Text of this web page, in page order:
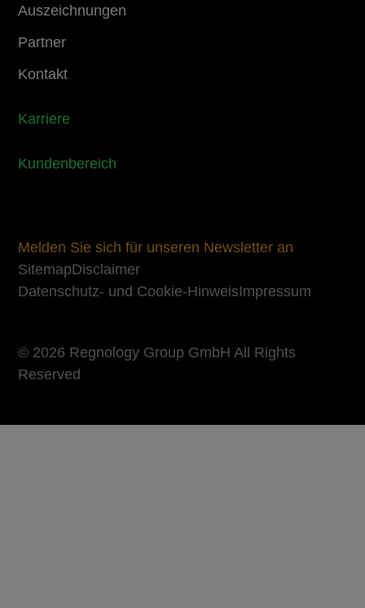
Auszeichnungen
Partner
Kontakt
Karriere
Kundenbereich
Melden Sie sich für unseren Newsletter an
SitemapDisclaimer
Datenschutz- und Cookie-HinweisImpressum
© 2026 Regnology Group GmbH All Rights
Reserved